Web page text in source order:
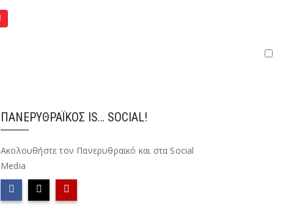
ΠΑΝΕΡΥΘΡΑΪΚΌΣ IS… SOCIAL!
Ακολουθήστε τον Πανερυθραϊκό και στα Social
Media